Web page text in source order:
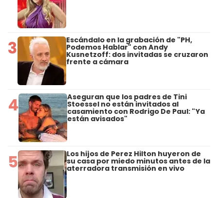
3 Escándalo en la grabación de "PH,
Podemos Hablar" con Andy
Kusnetzoff: dos invitadas se cruzaron
frente a cámara
4 Aseguran que los padres de Tini
Stoessel no están invitados al
casamiento con Rodrigo De Paul: "Ya
están avisados"
5 Los hijos de Perez Hilton huyeron de
su casa por miedo minutos antes de la
aterradora transmisión en vivo